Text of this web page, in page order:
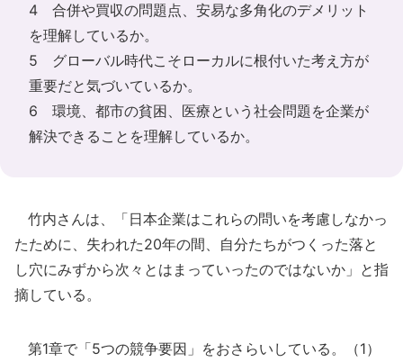
4 合併や買収の問題点、安易な多角化のデメリット
を理解しているか。
5 グローバル時代こそローカルに根付いた考え方が
重要だと気づいているか。
6 環境、都市の貧困、医療という社会問題を企業が
解決できることを理解しているか。
竹内さんは、「日本企業はこれらの問いを考慮しなかっ
たために、失われた20年の間、自分たちがつくった落と
し穴にみずから次々とはまっていったのではないか」と指
摘している。
第1章で「5つの競争要因」をおさらいしている。（1）